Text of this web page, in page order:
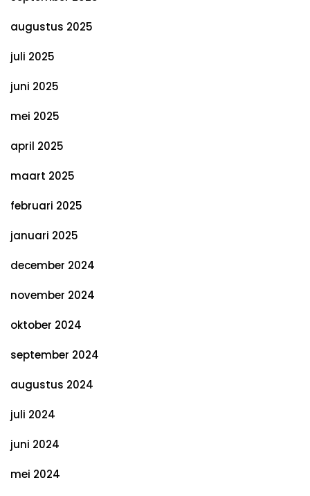
augustus 2025
juli 2025
juni 2025
mei 2025
april 2025
maart 2025
februari 2025
januari 2025
december 2024
november 2024
oktober 2024
september 2024
augustus 2024
juli 2024
juni 2024
mei 2024